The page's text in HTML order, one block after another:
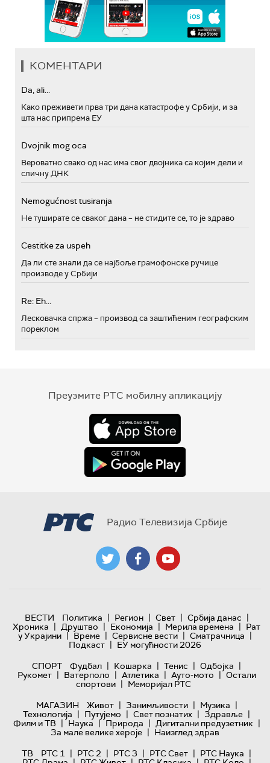
КОМЕНТАРИ
Da, ali...
Како преживети прва три дана катастрофе у Србији, и за
шта нас припрема ЕУ
Dvojnik mog oca
Вероватно свако од нас има свог двојника са којим дели и
сличну ДНК
Nemogućnost tusiranja
Не туширате се сваког дана – не стидите се, то је здраво
Cestitke za uspeh
Да ли сте знали да се најбоље грамофонске ручице
производе у Србији
Re: Eh...
Лесковачка спржа – производ са заштићеним географским
пореклом
Преузмите РТС мобилну апликацију
Радио Телевизија Србије
ВЕСТИ Политика | Регион | Свет | Србија данас |
Хроника | Друштво | Економија | Мерила времена | Рат
у Украјини | Време | Сервисне вести | Сматрачница |
Подкаст | ЕУ могућности 2026
СПОРТ
Фудбал | Кошарка | Тенис | Одбојка |
Рукомет | Ватерполо | Атлетика | Ауто-мото | Остали
спортови | Меморијал РТС
МАГАЗИН
Живот | Занимљивости | Музика |
Технологијa | Путујемо | Свет познатих | Здравље |
Филм и ТВ | Наука | Природа | Дигитални предузетник |
За мале велике хероје | Наизглед здрав
ТВ
РТС 1 | РТС 2 | РТС 3 | РТС Свет | РТС Наука |